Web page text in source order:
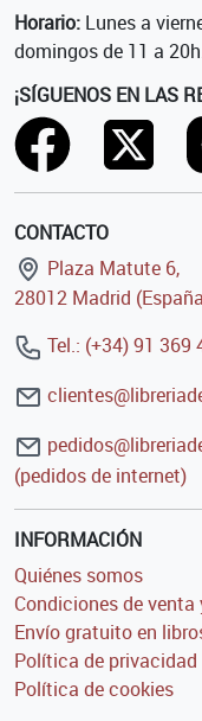
Horario: Lunes a
domingos de 11 a
¡SÍGUENOS EN LAS
CONTACTO
Plaza Matute 6,
28012 Madrid
Tel.: (+34) 91 369
(pedidos de internet)
INFORMACIÓN
Quiénes somos
Condiciones de venta
Envío gratuito en
Política de privacidad
Política de cookies